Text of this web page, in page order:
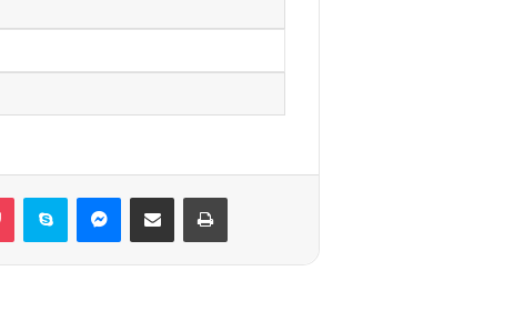
Pocket Skype Messenger
E-Posta ile paylaş Yazdır